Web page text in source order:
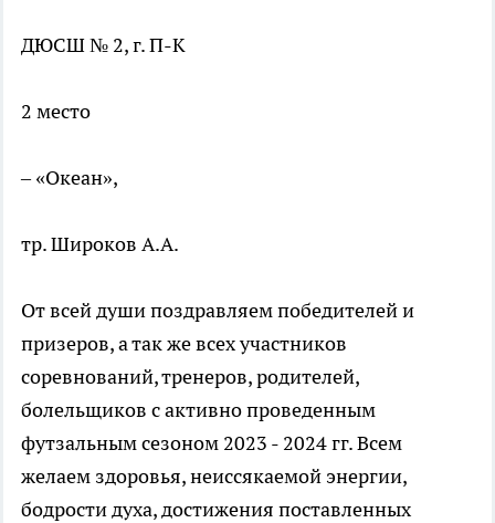
ДЮСШ № 2, г. П-К
2 место
– «Океан»,
тр. Широков А.А.
От всей души поздравляем победителей и
призеров, а так же всех участников
соревнований, тренеров, родителей,
болельщиков с активно проведенным
футзальным сезоном 2023 - 2024 гг. Всем
желаем здоровья, неиссякаемой энергии,
бодрости духа, достижения поставленных